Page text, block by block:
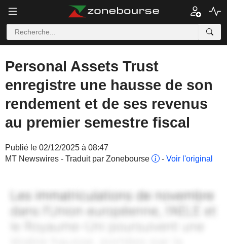
Personal Assets Trust
enregistre une hausse de son
rendement et de ses revenus
au premier semestre fiscal
Publié le 02/12/2025 à 08:47
MT Newswires - Traduit par Zonebourse
- Voir l'original